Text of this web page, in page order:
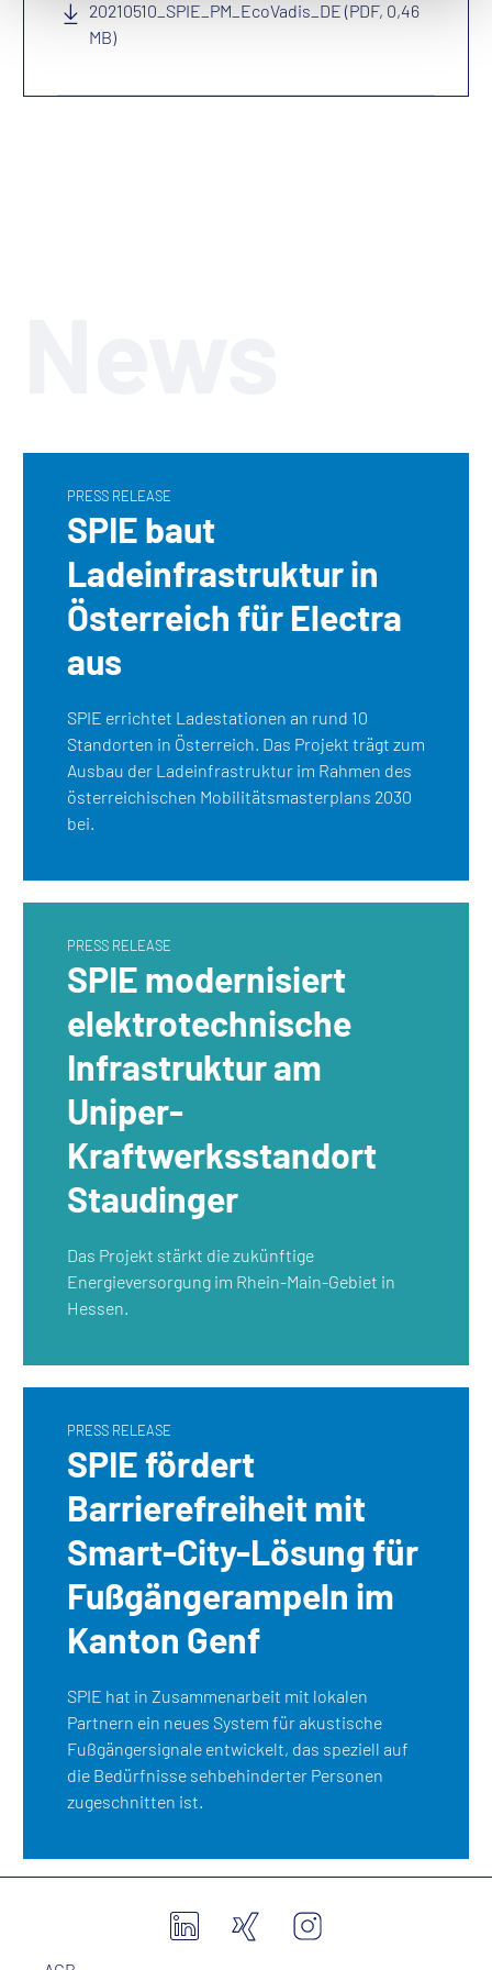
20210510_SPIE_PM_EcoVadis_DE (PDF, 0,46
MB)
PRESS RELEASE
SPIE baut
Ladeinfrastruktur in
Österreich für Electra
aus
SPIE errichtet Ladestationen an rund 10
Standorten in Österreich. Das Projekt trägt zum
Ausbau der Ladeinfrastruktur im Rahmen des
österreichischen Mobilitätsmasterplans 2030
bei.
PRESS RELEASE
SPIE modernisiert
elektrotechnische
Infrastruktur am
Uniper-
Kraftwerksstandort
Staudinger
Das Projekt stärkt die zukünftige
Energieversorgung im Rhein-Main-Gebiet in
Hessen.
PRESS RELEASE
SPIE fördert
Barrierefreiheit mit
Smart-City-Lösung für
Fußgängerampeln im
Kanton Genf
SPIE hat in Zusammenarbeit mit lokalen
Partnern ein neues System für akustische
Fußgängersignale entwickelt, das speziell auf
die Bedürfnisse sehbehinderter Personen
zugeschnitten ist.